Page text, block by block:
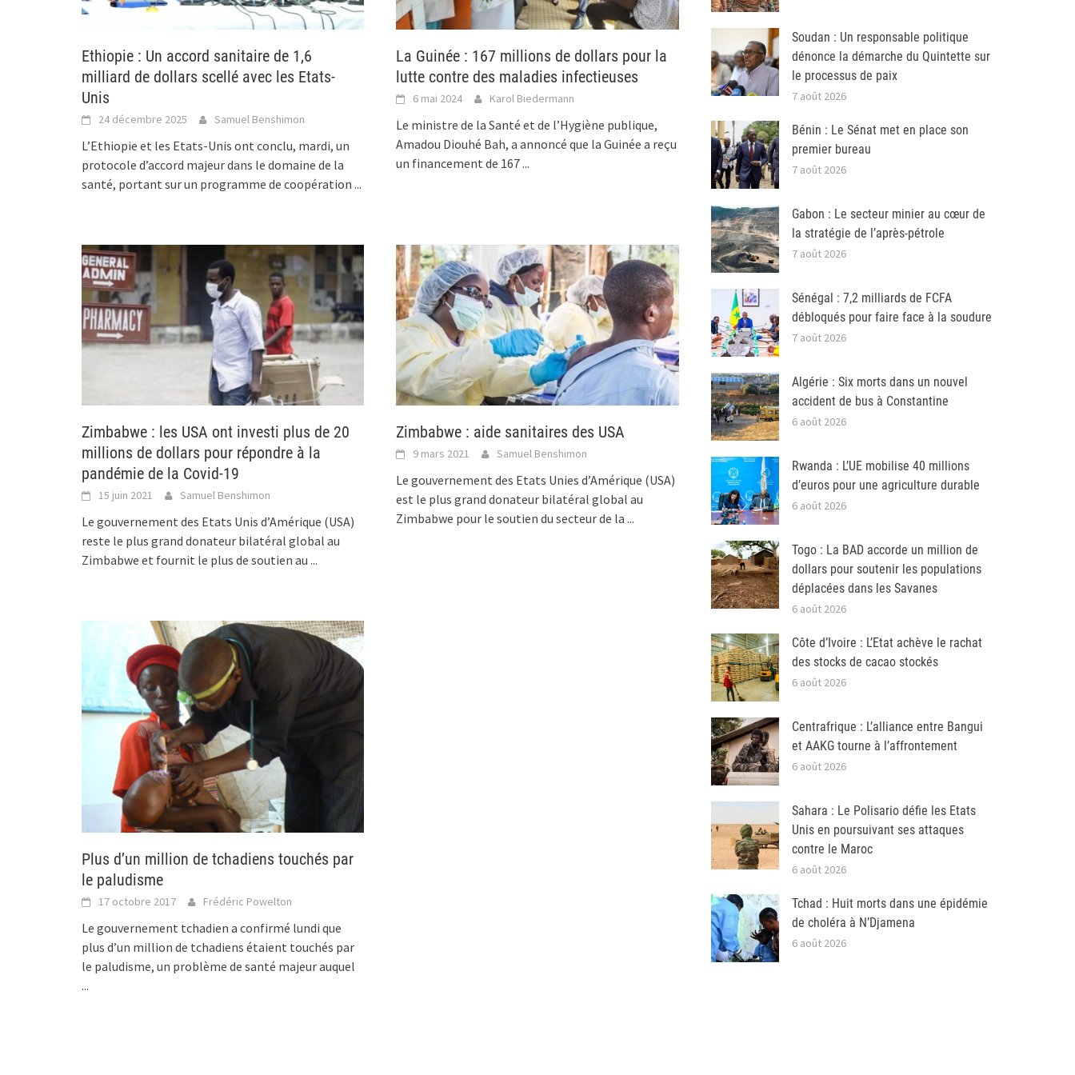
Ethiopie : Un accord sanitaire de 1,6
milliard de dollars scellé avec les Etats-
Unis
24 décembre 2025 Samuel Benshimon
L’Ethiopie et les Etats-Unis ont conclu, mardi, un
protocole d’accord majeur dans le domaine de la
santé, portant sur un programme de coopération ...
La Guinée : 167 millions de dollars pour la
lutte contre des maladies infectieuses
6 mai 2024 Karol Biedermann
Le ministre de la Santé et de l’Hygiène publique,
Amadou Diouhé Bah, a annoncé que la Guinée a reçu
un financement de 167...
Zimbabwe : les USA ont investi plus de 20
millions de dollars pour répondre à la
pandémie de la Covid-19
15 juin 2021 Samuel Benshimon
Le gouvernement des Etats Unis d’Amérique (USA)
reste le plus grand donateur bilatéral global au
Zimbabwe et fournit le plus de soutien au ...
Zimbabwe : aide sanitaires des USA
9 mars 2021 Samuel Benshimon
Le gouvernement des Etats Unies d’Amérique (USA)
est le plus grand donateur bilatéral global au
Zimbabwe pour le soutien du secteur de la...
Plus d’un million de tchadiens touchés par
le paludisme
17 octobre 2017 Frédéric Powelton
Le gouvernement tchadien a confirmé lundi que
plus d’un million de tchadiens étaient touchés par
le paludisme, un problème de santé majeur auquel
...
Soudan : Un responsable politique
dénonce la démarche du Quintette sur
le processus de paix
7 août 2026
Bénin : Le Sénat met en place son
premier bureau
7 août 2026
Gabon : Le secteur minier au cœur de
la stratégie de l’après-pétrole
7 août 2026
Sénégal : 7,2 milliards de FCFA
débloqués pour faire face à la soudure
7 août 2026
Algérie : Six morts dans un nouvel
accident de bus à Constantine
6 août 2026
Rwanda : L’UE mobilise 40 millions
d’euros pour une agriculture durable
6 août 2026
Togo : La BAD accorde un million de
dollars pour soutenir les populations
déplacées dans les Savanes
6 août 2026
Côte d’Ivoire : L’Etat achève le rachat
des stocks de cacao stockés
6 août 2026
Centrafrique : L’alliance entre Bangui
et AAKG tourne à l’affrontement
6 août 2026
Sahara : Le Polisario défie les Etats
Unis en poursuivant ses attaques
contre le Maroc
6 août 2026
Tchad : Huit morts dans une épidémie
de choléra à N’Djamena
6 août 2026